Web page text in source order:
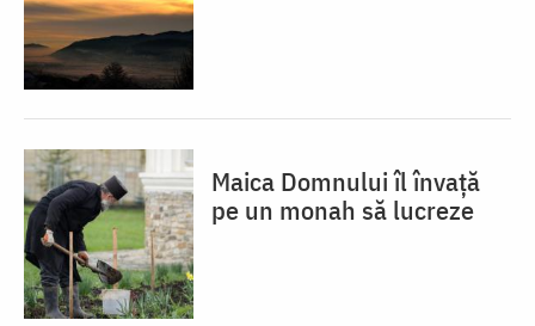
Maica Domnului îl învață
pe un monah să lucreze